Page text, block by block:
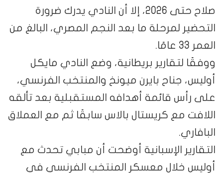
صلاح حتى 2026، إلا أن النادي يدرك ضرورة
التحضير لمرحلة ما بعد النجم المصري، البالغ من
العمر 33 عامًا.
ووفقًا لتقارير بريطانية، وضع النادي مايكل
أوليس، جناح بايرن ميونخ والمنتخب الفرنسي،
على رأس قائمة أهدافه المستقبلية بعد تألقه
اللافت مع كريستال بالاس سابقًا ثم مع العملاق
البافاري.
التقارير الإسبانية أوضحت أن مبابي تحدث مع
أوليس خلال معسكر المنتخب الفرنسي في